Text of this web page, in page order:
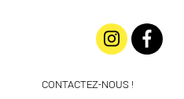
CONTACTEZ-NOUS !